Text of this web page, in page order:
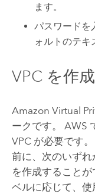
ます。
パスワードを
ォルトのテキ
VPCを作
Amazon Virtual
ークです。 AWS
VPCが必要です。
前に、次のいず
を作成すること
ベルに応じて、使